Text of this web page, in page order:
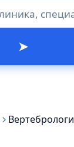
➤
Вертебрологи